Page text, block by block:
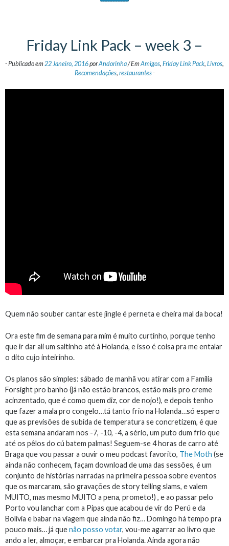
Friday Link Pack – week 3 –
-Publicado em22 Janeiro, 2016porAndorinha/EmAmigos, Friday Link Pack, Livros,
Recomendações, restaurantes-
Quem não souber cantar este jingle é perneta e cheira mal da boca!
Ora este fim de semana para mim é muito curtinho, porque tenho
que ir dar ali um saltinho até à Holanda, e isso é coisa pra me entalar
o dito cujo inteirinho.
Os planos são simples: sábado de manhã vou atirar com a Família
Forsight pro banho (já não estão brancos, estão mais pro creme
acinzentado, que é como quem diz, cor de nojo!), e depois tenho
que fazer a mala pro congelo…tá tanto frio na Holanda…só espero
que as previsões de subida de temperatura se concretizem, é que
esta semana andaram nos -7, -10, -4, a sério, um puto dum frio que
até os pêlos do cú batem palmas! Seguem-se 4 horas de carro até
Braga que vou passar a ouvir o meu podcast favorito, The Moth (se
ainda não conhecem, façam download de uma das sessões, é um
conjunto de histórias narradas na primeira pessoa sobre eventos
que os marcaram, são gravações de story telling slams, e valem
MUITO, mas mesmo MUITO a pena, prometo!) , e ao passar pelo
Porto vou lanchar com a Pipas que acabou de vir do Perú e da
Bolívia e babar na viagem que ainda não fiz… Domingo há tempo pra
pouco mais… já quenão posso votar, vou-me agarrar ao livro que
ando a ler, almoçar, e embarcar pra Holanda. Ainda agora não